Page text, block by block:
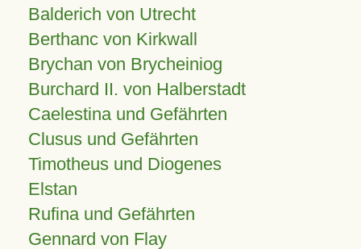
Balderich von Utrecht
Berthanc von Kirkwall
Brychan von Brycheiniog
Burchard II. von Halberstadt
Caelestina und Gefährten
Clusus und Gefährten
Timotheus und Diogenes
Elstan
Rufina und Gefährten
Gennard von Flay